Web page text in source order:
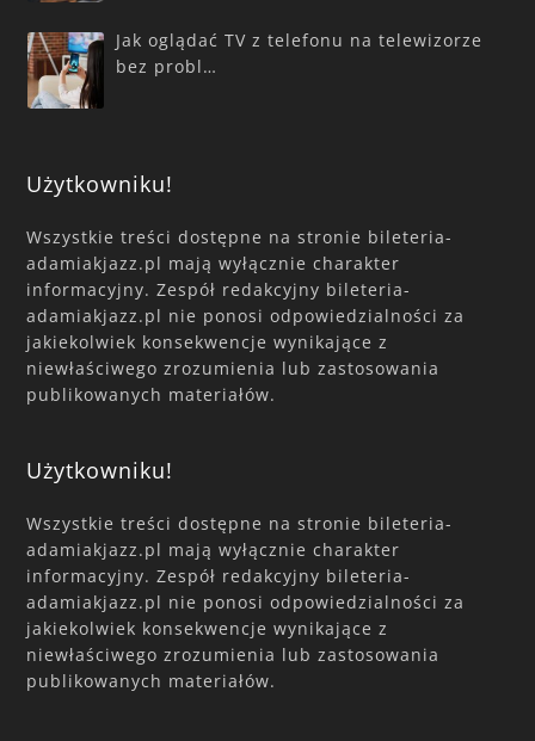
Jak oglądać TV z telefonu na telewizorze
bez probl…
Użytkowniku!
Wszystkie treści dostępne na stronie bileteria-
adamiakjazz.pl mają wyłącznie charakter
informacyjny. Zespół redakcyjny bileteria-
adamiakjazz.pl nie ponosi odpowiedzialności za
jakiekolwiek konsekwencje wynikające z
niewłaściwego zrozumienia lub zastosowania
publikowanych materiałów.
Użytkowniku!
Wszystkie treści dostępne na stronie bileteria-
adamiakjazz.pl mają wyłącznie charakter
informacyjny. Zespół redakcyjny bileteria-
adamiakjazz.pl nie ponosi odpowiedzialności za
jakiekolwiek konsekwencje wynikające z
niewłaściwego zrozumienia lub zastosowania
publikowanych materiałów.